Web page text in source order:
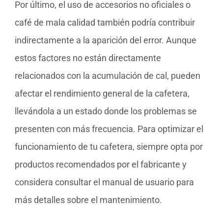
Por último, el uso de accesorios no oficiales o
café de mala calidad también podría contribuir
indirectamente a la aparición del error. Aunque
estos factores no están directamente
relacionados con la acumulación de cal, pueden
afectar el rendimiento general de la cafetera,
llevándola a un estado donde los problemas se
presenten con más frecuencia. Para optimizar el
funcionamiento de tu cafetera, siempre opta por
productos recomendados por el fabricante y
considera consultar el manual de usuario para
más detalles sobre el mantenimiento.